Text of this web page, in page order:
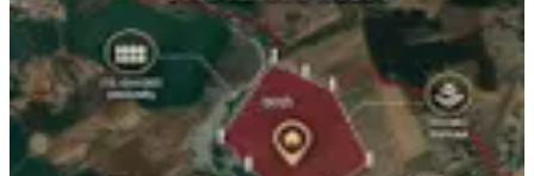
700.000 ₺
Ays Özbek Gayrimenkul OfisiAyşe ÖZBEK
Ara